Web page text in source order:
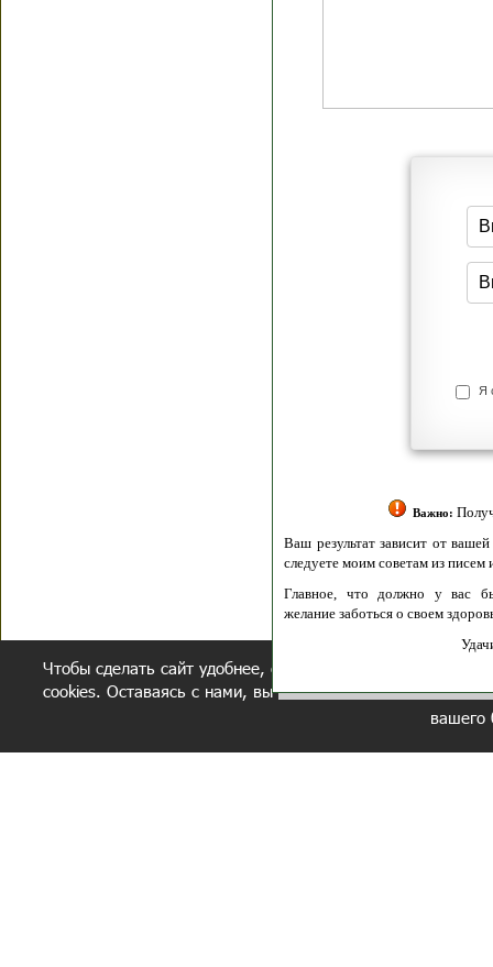
Я
Важно:Получение
Ваш результат зависит от вашей
следуете моим советам из писем и книг.
Главное, что должно у вас быть -
желание заботься о своем здоровье.
Удачи!
Чтобы сделать сайт удобнее, осуществляется обработка
cookies. Оставаясь с нами, вы соглашаетесь с нашей
вашего